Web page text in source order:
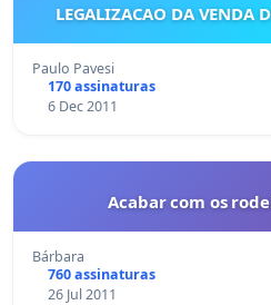
LEGALIZACAO DA VENDA
Paulo Pavesi
170 assinaturas
6 Dec 2011
Acabar com os
Bárbara
760 assinaturas
26 Jul 2011